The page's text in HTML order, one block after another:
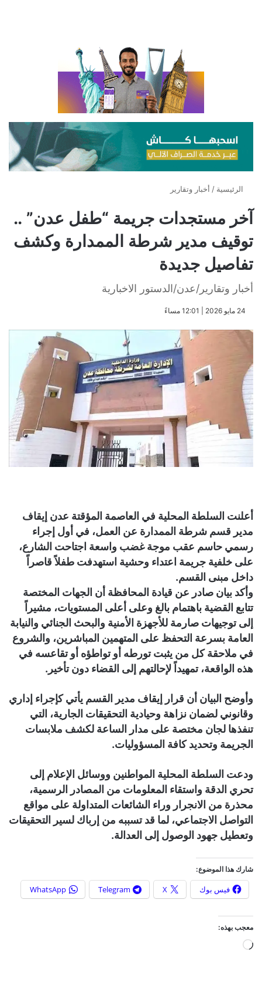
الرئيسية / أخبار وتقارير
آخر مستجدات جريمة “طفل عدن” ..
توقيف مدير شرطة الممدارة وكشف
تفاصيل جديدة
أخبار وتقارير/عدن/الدستور الاخبارية
​24 مايو 2026 | 12:01 مساءً
أعلنت السلطة المحلية في العاصمة المؤقتة عدن إيقاف
مدير قسم شرطة الممدارة عن العمل، في أول إجراء
رسمي حاسم عقب موجة غضب واسعة اجتاحت الشارع،
على خلفية جريمة اعتداء وحشية استهدفت طفلاً قاصراً
داخل مبنى القسم.
وأكد بيان صادر عن قيادة المحافظة أن الجهات المختصة
تتابع القضية باهتمام بالغ وعلى أعلى المستويات، مشيراً
إلى توجيهات صارمة للأجهزة الأمنية والبحث الجنائي والنيابة
العامة بسرعة التحفظ على المتهمين المباشرين، والشروع
في ملاحقة كل من يثبت تورطه أو تواطؤه أو تقاعسه في
هذه الواقعة، تمهيداً لإحالتهم إلى القضاء دون تأخير.
وأوضح البيان أن قرار إيقاف مدير القسم يأتي كإجراء إداري
وقانوني لضمان نزاهة وحيادية التحقيقات الجارية، التي
تنفذها لجان مختصة على مدار الساعة لكشف ملابسات
الجريمة وتحديد كافة المسؤوليات.
ودعت السلطة المحلية المواطنين ووسائل الإعلام إلى
تحري الدقة واستقاء المعلومات من المصادر الرسمية،
محذرة من الانجرار وراء الشائعات المتداولة على مواقع
التواصل الاجتماعي، لما قد تسببه من إرباك لسير التحقيقات
وتعطيل جهود الوصول إلى العدالة.
شارك هذا الموضوع:
فيس بوك X
Telegram
WhatsApp
معجب بهذه: